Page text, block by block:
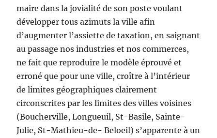
maire dans la jovialité de son poste voulant
développer tous azimuts la ville afin
d’augmenter l’assiette de taxation, en saignant
au passage nos industries et nos commerces,
ne fait que reproduire le modèle éprouvé et
erroné que pour une ville, croître à l’intérieur
de limites géographiques clairement
circonscrites par les limites des villes voisines
(Boucherville, Longueuil, St-Basile, Sainte-
Julie, St-Mathieu-de- Beloeil) s’apparente à un